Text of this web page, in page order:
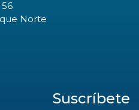
56
Norte
Suscríbete